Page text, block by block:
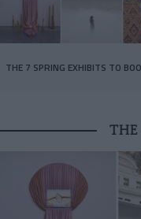
THE 7 SPRING EXHIBITS TO